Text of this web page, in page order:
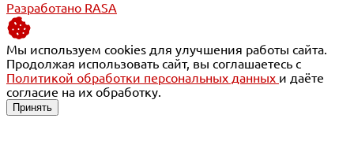
Разработано RASA
Мы используем cookies для улучшения работы сайта.
Продолжая использовать сайт, вы соглашаетесь с
Политикой обработки персональных данных и даёте
согласие на их обработку.
Принять